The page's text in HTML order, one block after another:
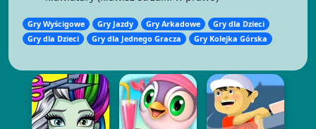
Gry Wyścigowe Gry Jazdy Gry Arkadowe
Gry dla Dzieci
Gry dla Dzieci
Gry dla Jednego Gracza Gry Kolejka Górska